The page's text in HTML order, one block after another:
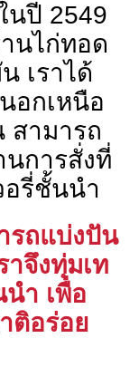
นปี 2549
นไก่ทอด
เราได้
อกเหนือ
สามารถ
นการสั่งที่
อรี่ชั้นนำ
รถแบ่งปัน
าจึงทุ่มเท
ำ เพื่อ
ติอร่อย